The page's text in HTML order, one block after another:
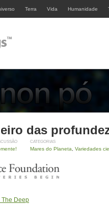
Terra Vida Humanidade
das
CATEGORIAS
Mares do Planeta Variedades
The Deep